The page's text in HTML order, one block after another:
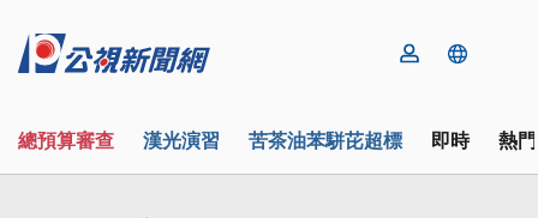
總預算審查 漢光演習 苦茶油苯駢芘超標 即時 熱